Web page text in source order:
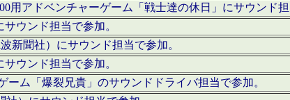
用アドベンチャーゲーム「戦士達の休日」にサウンド
ウンド担当で参加。
新聞社）にサウンド担当で参加。
ウンド担当で参加。
ーム「爆裂兄貴」のサウンドドライバ担当で参加。